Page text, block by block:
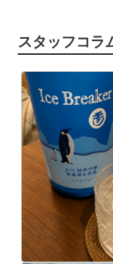
スタッフコラ